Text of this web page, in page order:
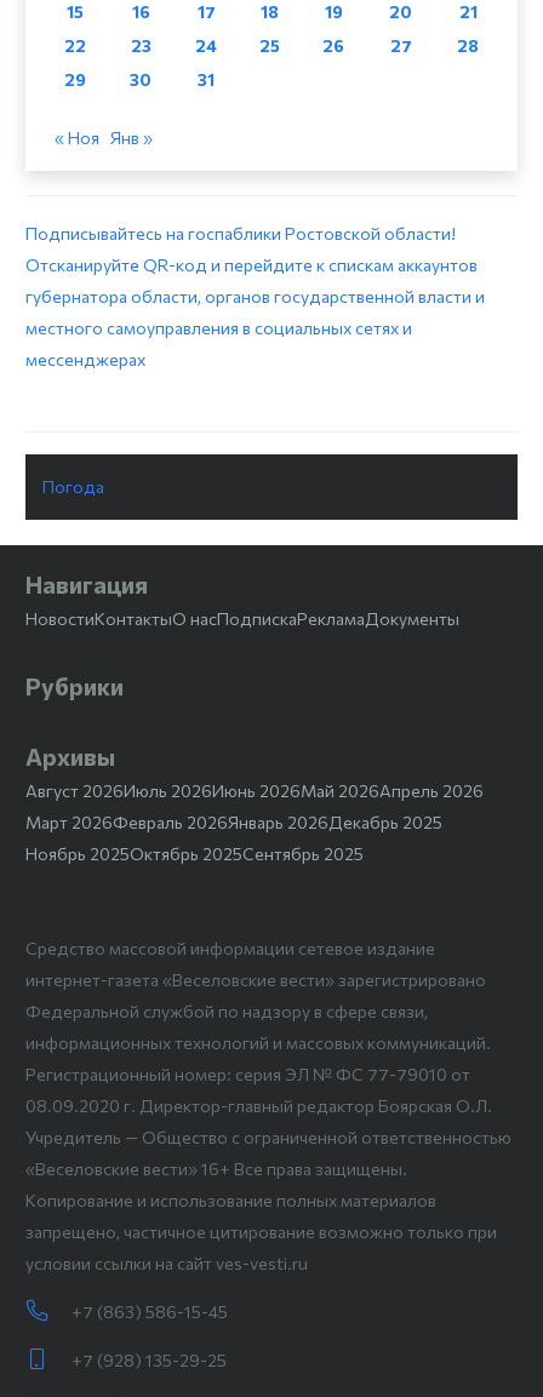
15
16 17 18 19 20
21
22
23 24 25 26 27
28
29
30 31
« Ноя Янв »
Подписывайтесь на госпаблики Ростовской области!
Отсканируйте QR-код и перейдите к спискам аккаунтов
губернатора области, органов государственной власти и
местного самоуправления в социальных сетях и
мессенджерах
Погода
Навигация
НовостиКонтактыО насПодпискаРекламаДокументы
Рубрики
Архивы
Август 2026Июль 2026Июнь 2026Май 2026Апрель 2026
Март 2026Февраль 2026Январь 2026Декабрь 2025
Ноябрь 2025Октябрь 2025Сентябрь 2025
Средство массовой информации сетевое издание
интернет-газета «Веселовские вести» зарегистрировано
Федеральной службой по надзору в сфере связи,
информационных технологий и массовых коммуникаций.
Регистрационный номер: серия ЭЛ № ФС 77-79010 от
08.09.2020 г. Директор-главный редактор Боярская О.Л.
Учредитель — Общество с ограниченной ответственностью
«Веселовские вести» 16+ Все права защищены.
Копирование и использование полных материалов
запрещено, частичное цитирование возможно только при
условии ссылки на сайт ves-vesti.ru
+7 (863) 586-15-45
+7 (928) 135-29-25